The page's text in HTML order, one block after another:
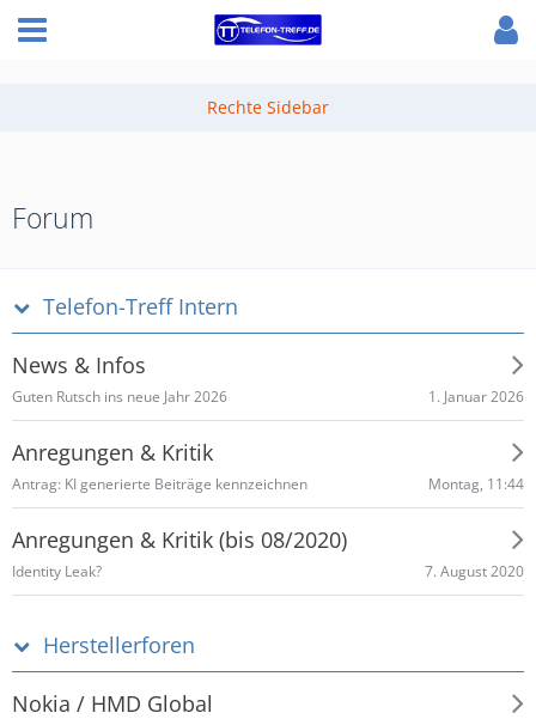
Forum
Telefon-Treff Intern
News & Infos
Guten Rutsch ins neue Jahr 2026 1. Januar 2026
Anregungen & Kritik
Antrag: KI generierte Beiträge kennzeichnen Montag, 11:44
Anregungen & Kritik (bis 08/2020)
Identity Leak? 7. August 2020
Herstellerforen
Nokia / HMD Global